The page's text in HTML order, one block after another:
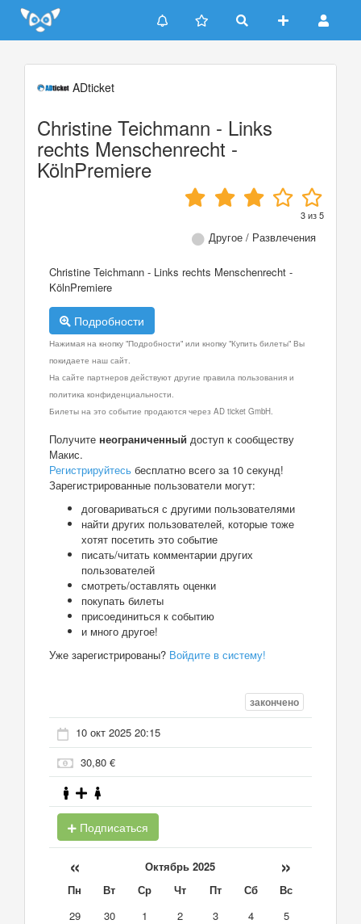
Update cookies preferences
ADticket
Christine Teichmann - Links
rechts Menschenrecht -
KölnPremiere
3из5
Другое / Развлечения
Christine Teichmann - Links rechts Menschenrecht -
KölnPremiere
Подробности
Нажимая на кнопку "Подробности" или кнопку "Купить билеты" Вы
покидаете наш сайт.
На сайте партнеров действуют другие правила пользования и
политика конфиденциальности.
Билеты на это событие продаются через AD ticket GmbH.
Получите неограниченный доступ к сообществу
Макис.
Регистрируйтесь бесплатно всего за 10 секунд!
Зарегистрированные пользователи могут:
договариваться с другими пользователями
найти других пользователей, которые тоже
хотят посетить это событие
писать/читать комментарии других
пользователей
смотреть/оставлять оценки
покупать билеты
присоединиться к событию
и много другое!
Уже зарегистрированы? Войдите в систему!
закончено
10 окт 2025 20:15
30,80 €
Подписаться
« Октябрь 2025 »
Пн Вт Ср Чт Пт Сб
Вс
29
30 1 2 3 4
5